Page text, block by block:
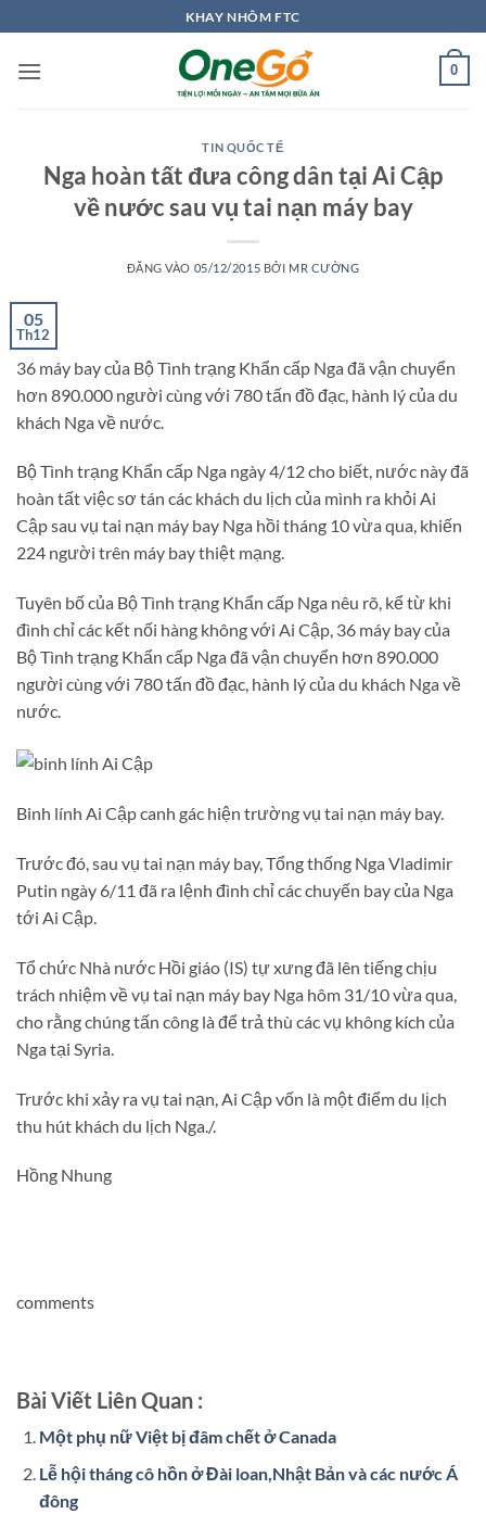
qua
nội
KHAY NHÔM FTC
0
TIN QUỐC TẾ
Nga hoàn tất đưa công dân tại Ai Cập
về nước sau vụ tai nạn máy bay
ĐĂNG VÀO 05/12/2015 BỞI MR CƯỜNG
05
Th12
36 máy bay của Bộ Tình trạng Khẩn cấp Nga đã vận chuyển
hơn 890.000 người cùng với 780 tấn đồ đạc, hành lý của du
khách Nga về nước.
Bộ Tình trạng Khẩn cấp Nga ngày 4/12 cho biết, nước này đã
hoàn tất việc sơ tán các khách du lịch của mình ra khỏi Ai
Cập sau vụ tai nạn máy bay Nga hồi tháng 10 vừa qua, khiến
224 người trên máy bay thiệt mạng.
Tuyên bố của Bộ Tình trạng Khẩn cấp Nga nêu rõ, kể từ khi
đình chỉ các kết nối hàng không với Ai Cập, 36 máy bay của
Bộ Tình trạng Khẩn cấp Nga đã vận chuyển hơn 890.000
người cùng với 780 tấn đồ đạc, hành lý của du khách Nga về
nước.
Binh lính Ai Cập canh gác hiện trường vụ tai nạn máy bay.
Trước đó, sau vụ tai nạn máy bay, Tổng thống Nga Vladimir
Putin ngày 6/11 đã ra lệnh đình chỉ các chuyến bay của Nga
tới Ai Cập.
Tổ chức Nhà nước Hồi giáo (IS) tự xưng đã lên tiếng chịu
trách nhiệm về vụ tai nạn máy bay Nga hôm 31/10 vừa qua,
cho rằng chúng tấn công là để trả thù các vụ không kích của
Nga tại Syria.
Trước khi xảy ra vụ tai nạn, Ai Cập vốn là một điểm du lịch
thu hút khách du lịch Nga./.
Hồng Nhung
comments
Bài Viết Liên Quan :
Một phụ nữ Việt bị đâm chết ở Canada
Lễ hội tháng cô hồn ở Đài loan,Nhật Bản và các nước Á
đông